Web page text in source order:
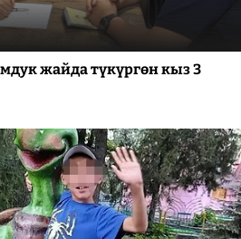
жайда түкүргөн кыз 3